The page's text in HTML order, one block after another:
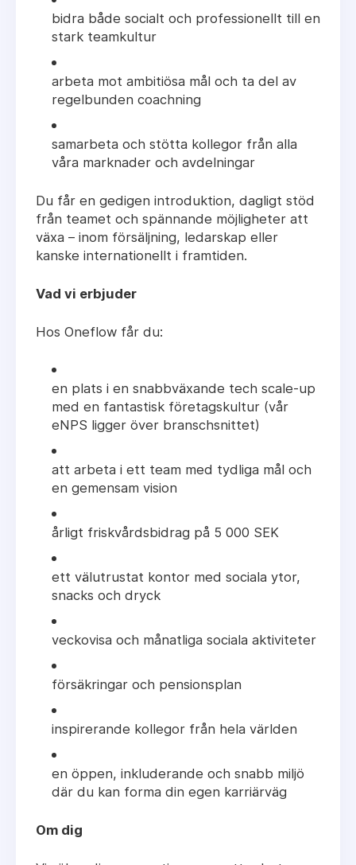
bidra både socialt och professionellt till en
stark teamkultur
arbeta mot ambitiösa mål och ta del av
regelbunden coachning
samarbeta och stötta kollegor från alla
våra marknader och avdelningar
Du får en gedigen introduktion, dagligt stöd
från teamet och spännande möjligheter att
växa – inom försäljning, ledarskap eller
kanske internationellt i framtiden.
Vad vi erbjuder
Hos Oneflow får du:
en plats i en snabbväxande tech scale-up
med en fantastisk företagskultur (vår
eNPS ligger över branschsnittet)
att arbeta i ett team med tydliga mål och
en gemensam vision
årligt friskvårdsbidrag på 5 000 SEK
ett välutrustat kontor med sociala ytor,
snacks och dryck
veckovisa och månatliga sociala aktiviteter
försäkringar och pensionsplan
inspirerande kollegor från hela världen
en öppen, inkluderande och snabb miljö
där du kan forma din egen karriärväg
Om dig